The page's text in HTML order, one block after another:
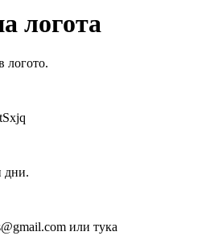
логота
логото.
дни.
или тука